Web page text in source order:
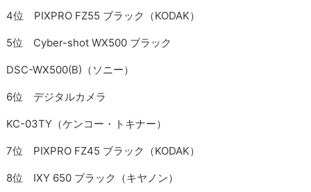
4位 PIXPRO FZ55 ブラック（KODAK）
5位 Cyber-shot WX500 ブラック
DSC-WX500(B)（ソニー）
6位 デジタルカメラ
KC-03TY（ケンコー・トキナー）
7位 PIXPRO FZ45 ブラック（KODAK）
8位 IXY 650 ブラック（キヤノン）